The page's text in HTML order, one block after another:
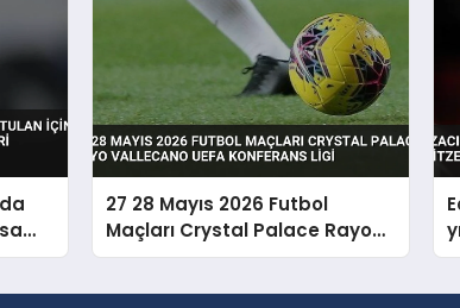
27 28 Mayıs 2026 Futbol
Maçları Crystal Palace Rayo
Vallecano UEFA Konferans Ligi